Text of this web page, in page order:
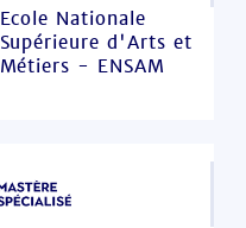
Ecole Nationale
Supérieure d'Arts et
Métiers - ENSAM